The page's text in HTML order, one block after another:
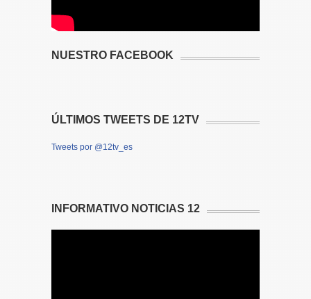
NUESTRO FACEBOOK
ÚLTIMOS TWEETS DE 12TV
Tweets por @12tv_es
INFORMATIVO NOTICIAS 12